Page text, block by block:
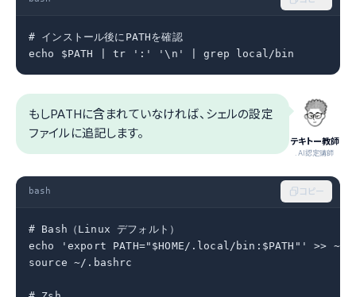
# インストール後にPATHを確認
echo $PATH | tr ':' '\n' | grep local/bin
テキトー教師
.AI認定講師
もしPATHに含まれていなければ、シェルの設定
ファイルに追記します。
bash コピー
# Bash（Linux デフォルト）
echo 'export PATH="$HOME/.local/bin:$PATH"' >> ~/
source ~/.bashrc